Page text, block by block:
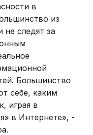
в
из
не следят за
Большинство
себе, каким
играя в
в Интернете», -